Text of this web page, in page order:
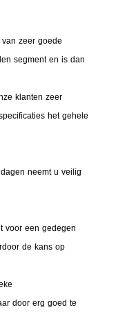
zeer goede
segment en is dan
klanten zeer
het gehele
neemt u veilig
voor een gedegen
de kans op
door erg goed te